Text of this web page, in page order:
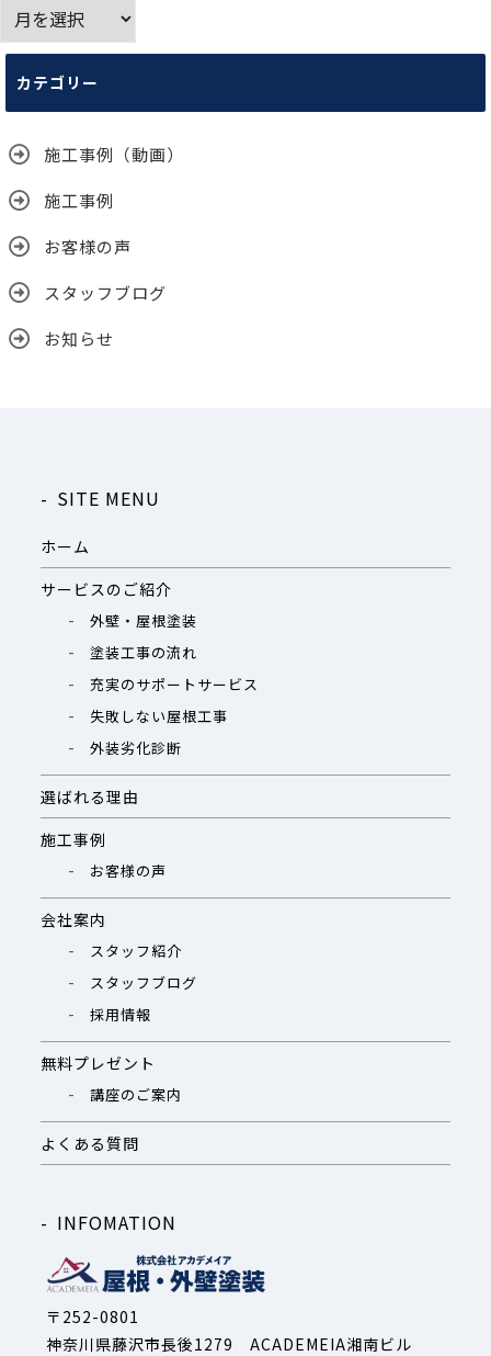
ー
カ
ブ
カテゴリー
施工事例（動画）
施工事例
お客様の声
スタッフブログ
お知らせ
SITE MENU
ホーム
サービスのご紹介
外壁・屋根塗装
塗装工事の流れ
充実のサポートサービス
失敗しない屋根工事
外装劣化診断
選ばれる理由
施工事例
お客様の声
会社案内
スタッフ紹介
スタッフブログ
採用情報
無料プレゼント
講座のご案内
よくある質問
INFOMATION
〒252-0801
神奈川県藤沢市長後1279 ACADEMEIA湘南ビル